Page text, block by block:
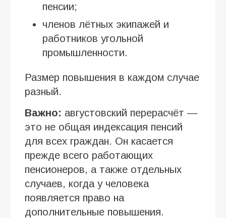
пенсии;
членов лётных экипажей и
работников угольной
промышленности.
Размер повышения в каждом случае
разный.
Важно: августовский перерасчёт —
это не общая индексация пенсий
для всех граждан. Он касается
прежде всего работающих
пенсионеров, а также отдельных
случаев, когда у человека
появляется право на
дополнительные повышения.